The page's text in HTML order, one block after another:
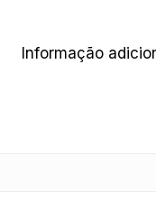
Informação